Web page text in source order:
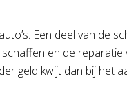
Een deel van de
en de
geld kwijt dan bij het